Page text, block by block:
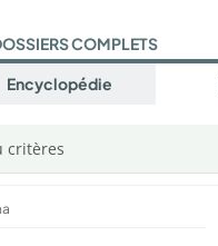
COMPLETS
Encyclopédie
critères